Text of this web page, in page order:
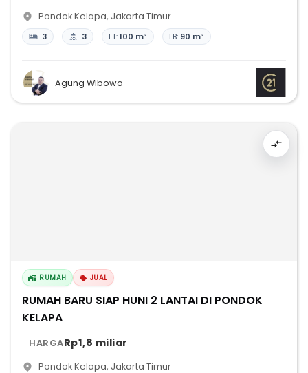
Pondok Kelapa, Jakarta Timur
3 3 LT:100 m² LB: 90 m²
Agung Wibowo
RUMAH JUAL
RUMAH BARU SIAP HUNI 2 LANTAI DI PONDOK
KELAPA
HARGARp1,8 miliar
Pondok Kelapa, Jakarta Timur